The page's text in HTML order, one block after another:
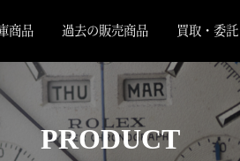
商品 過去の販売商品 買取・委託
PRODUCT